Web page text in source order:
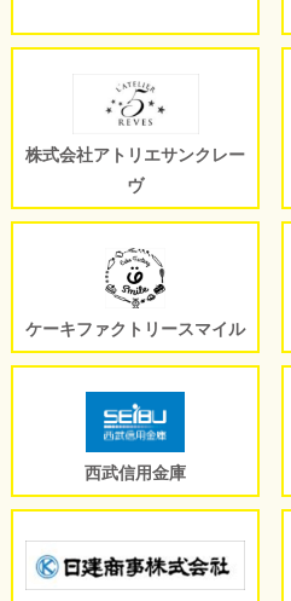
株式会社アトリエサンクレー
ヴ
ケーキファクトリースマイル
西武信用金庫